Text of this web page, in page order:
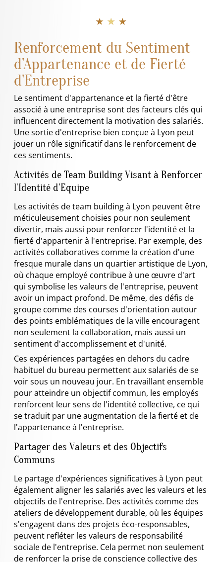
★ ★ ★
Renforcement du Sentiment
d'Appartenance et de Fierté
d'Entreprise
Le sentiment d'appartenance et la fierté d'être
associé à une entreprise sont des facteurs clés qui
influencent directement la motivation des salariés.
Une sortie d'entreprise bien conçue à Lyon peut
jouer un rôle significatif dans le renforcement de
ces sentiments.
Activités de Team Building Visant à Renforcer
l'Identité d'Equipe
Les activités de team building à Lyon peuvent être
méticuleusement choisies pour non seulement
divertir, mais aussi pour renforcer l'identité et la
fierté d'appartenir à l'entreprise. Par exemple, des
activités collaboratives comme la création d'une
fresque murale dans un quartier artistique de Lyon,
où chaque employé contribue à une œuvre d'art
qui symbolise les valeurs de l'entreprise, peuvent
avoir un impact profond. De même, des défis de
groupe comme des courses d'orientation autour
des points emblématiques de la ville encouragent
non seulement la collaboration, mais aussi un
sentiment d'accomplissement et d'unité.
Ces expériences partagées en dehors du cadre
habituel du bureau permettent aux salariés de se
voir sous un nouveau jour. En travaillant ensemble
pour atteindre un objectif commun, les employés
renforcent leur sens de l'identité collective, ce qui
se traduit par une augmentation de la fierté et de
l'appartenance à l'entreprise.
Partager des Valeurs et des Objectifs
Communs
Le partage d'expériences significatives à Lyon peut
également aligner les salariés avec les valeurs et les
objectifs de l'entreprise. Des activités comme des
ateliers de développement durable, où les équipes
s'engagent dans des projets éco-responsables,
peuvent refléter les valeurs de responsabilité
sociale de l'entreprise. Cela permet non seulement
de renforcer la prise de conscience collective des